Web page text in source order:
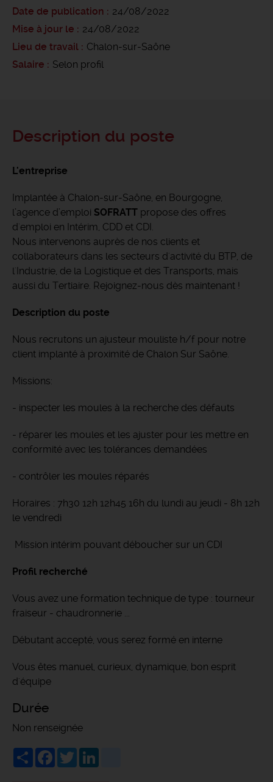
Date de publication
24/08/2022
Mise à jour le
24/08/2022
Lieu de travail
Chalon-sur-Saône
Salaire
Selon profil
Description du poste
L'entreprise
Implantée à Chalon-sur-Saône, en Bourgogne,
l’agence d’emploi SOFRATT propose des offres
d'emploi en Intérim, CDD et CDI.
Nous intervenons auprès de nos clients et
collaborateurs dans les secteurs d'activité du BTP, de
l'Industrie, de la Logistique et des Transports, mais
aussi du Tertiaire. Rejoignez-nous dès maintenant !
Description du poste
Nous recrutons un ajusteur mouliste h/f pour notre
client implanté à proximité de Chalon Sur Saône.
Missions:
- inspecter les moules à la recherche des défauts
- réparer les moules et les ajuster pour les mettre en
conformité avec les tolérances demandées
- contrôler les moules réparés
Horaires : 7h30 12h 12h45 16h du lundi au jeudi - 8h 12h
le vendredi
Mission intérim pouvant déboucher sur un CDI
Profil recherché
Vous avez une formation technique de type : tourneur
fraiseur - chaudronnerie ...
Débutant accepté, vous serez formé en interne
Vous êtes manuel, curieux, dynamique, bon esprit
d'équipe
Durée
Non renseignée
ShareFacebook
Twitter